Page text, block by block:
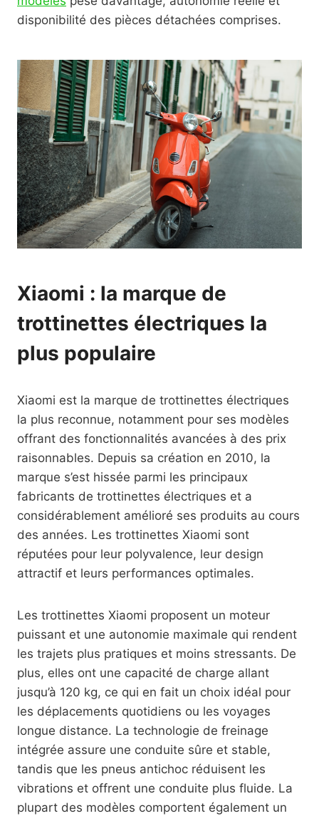
disponibilité des pièces détachées comprises.
Xiaomi : la marque de
trottinettes électriques la
plus populaire
Xiaomi est la marque de trottinettes électriques
la plus reconnue, notamment pour ses modèles
offrant des fonctionnalités avancées à des prix
raisonnables. Depuis sa création en 2010, la
marque s’est hissée parmi les principaux
fabricants de trottinettes électriques et a
considérablement amélioré ses produits au cours
des années. Les trottinettes Xiaomi sont
réputées pour leur polyvalence, leur design
attractif et leurs performances optimales.
Les trottinettes Xiaomi proposent un moteur
puissant et une autonomie maximale qui rendent
les trajets plus pratiques et moins stressants. De
plus, elles ont une capacité de charge allant
jusqu’à 120 kg, ce qui en fait un choix idéal pour
les déplacements quotidiens ou les voyages
longue distance. La technologie de freinage
intégrée assure une conduite sûre et stable,
tandis que les pneus antichoc réduisent les
vibrations et offrent une conduite plus fluide. La
plupart des modèles comportent également un